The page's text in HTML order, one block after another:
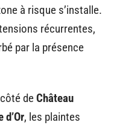
à risque s’installe.
récurrentes,
par la présence
deChâteau
d’Or, les plaintes